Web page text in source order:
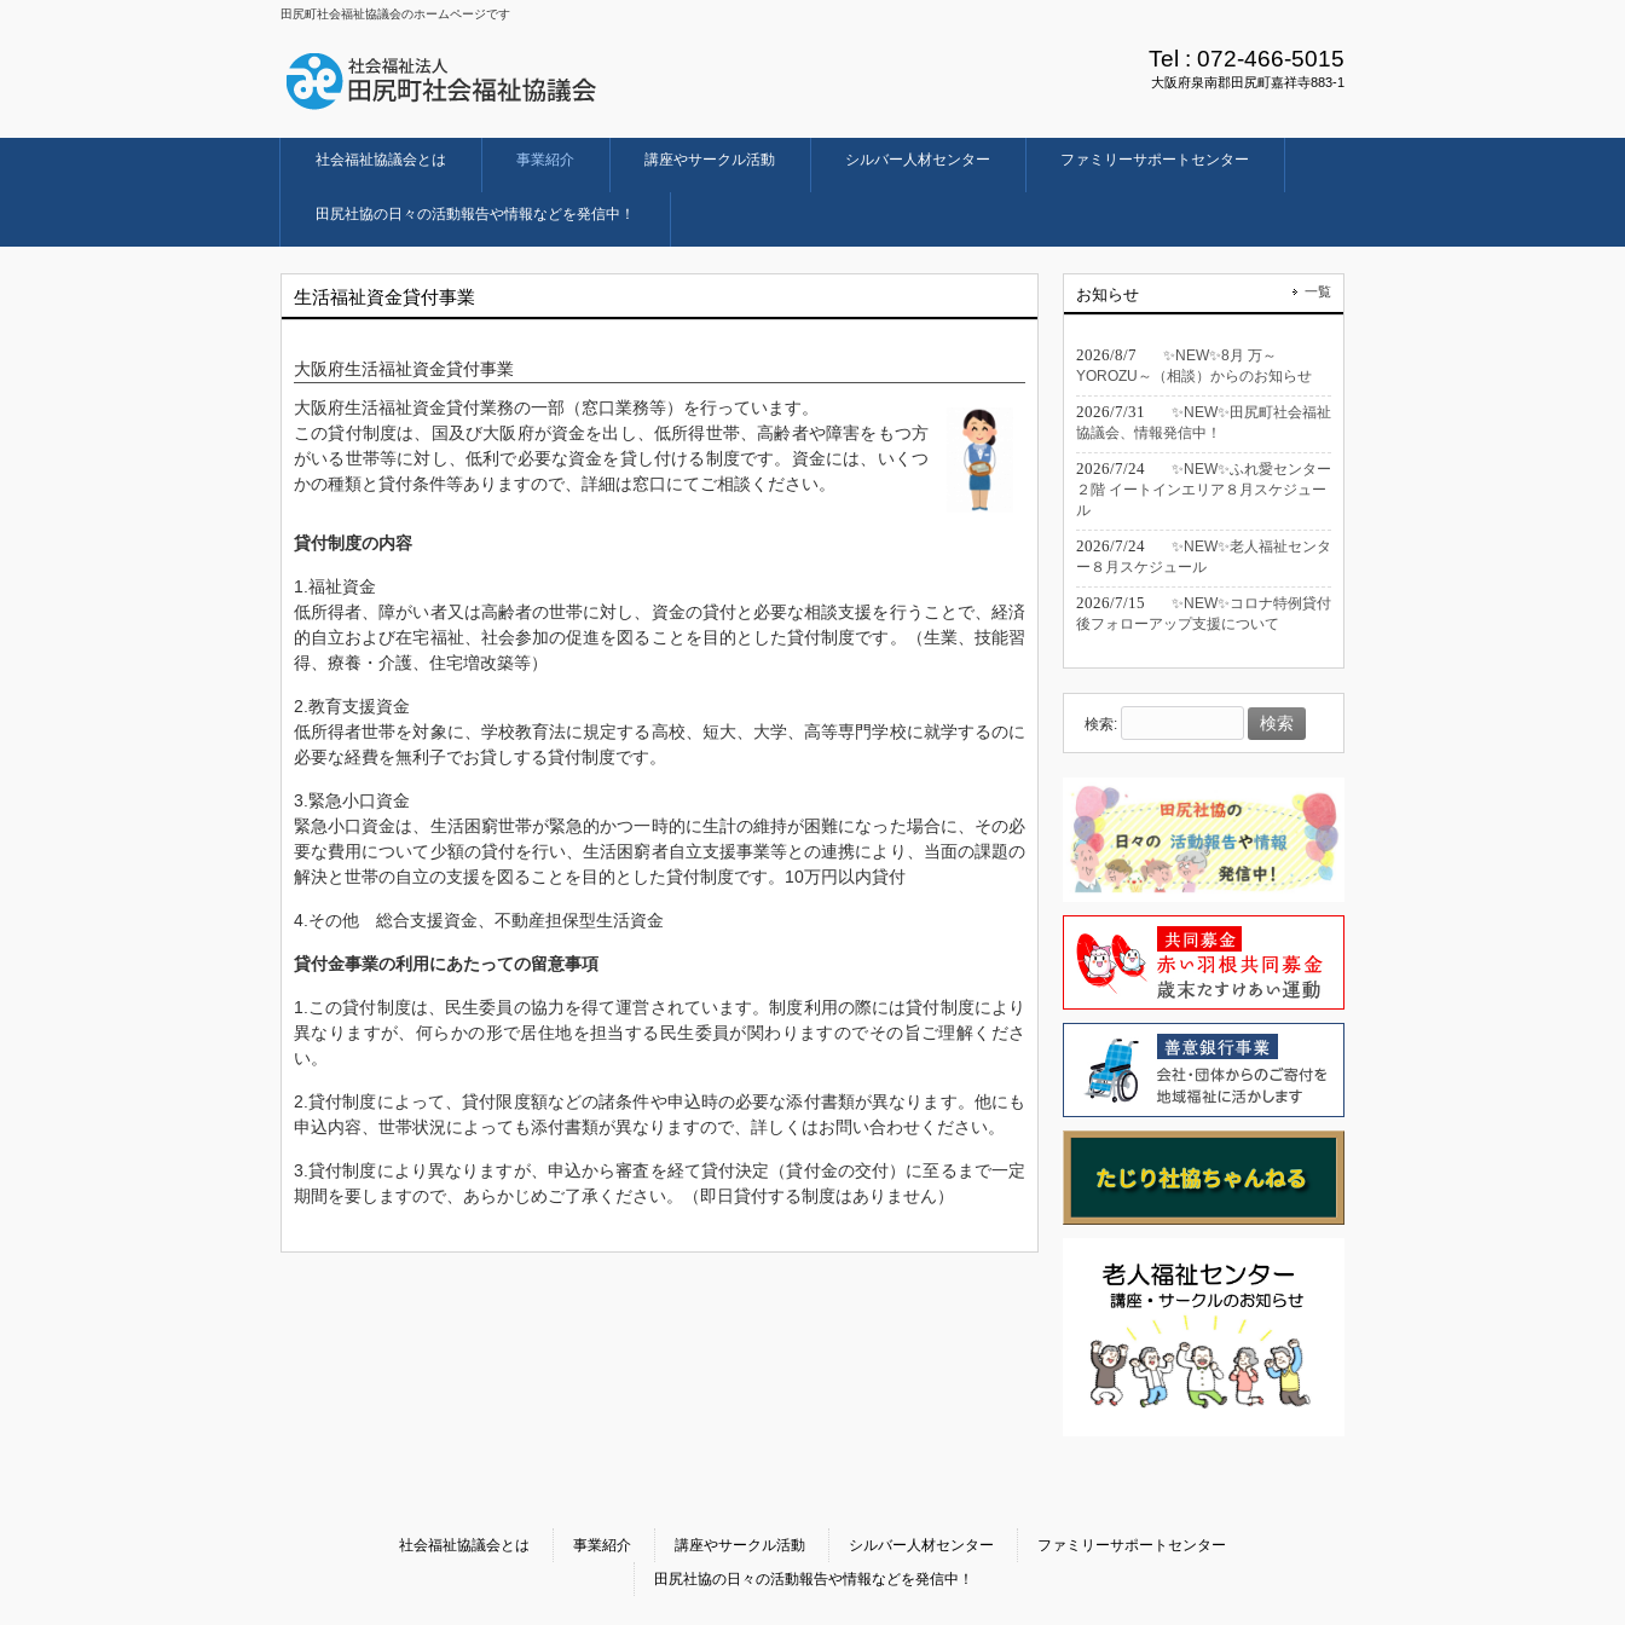
田尻町社会福祉協議会のホームページです
Tel : 072-466-5015
大阪府泉南郡田尻町嘉祥寺883-1
社会福祉協議会とは 事業紹介 講座やサークル活動 シルバー人材センター ファミリーサポートセンター
田尻社協の日々の活動報告や情報などを発信中！
生活福祉資金貸付事業
大阪府生活福祉資金貸付事業
大阪府生活福祉資金貸付業務の一部（窓口業務等）を行っています。
この貸付制度は、国及び大阪府が資金を出し、低所得世帯、高齢者や障害をもつ方
がいる世帯等に対し、低利で必要な資金を貸し付ける制度です。資金には、いくつ
かの種類と貸付条件等ありますので、詳細は窓口にてご相談ください。
貸付制度の内容
1.福祉資金
低所得者、障がい者又は高齢者の世帯に対し、資金の貸付と必要な相談支援を行うことで、経済
的自立および在宅福祉、社会参加の促進を図ることを目的とした貸付制度です。（生業、技能習
得、療養・介護、住宅増改築等）
2.教育支援資金
低所得者世帯を対象に、学校教育法に規定する高校、短大、大学、高等専門学校に就学するのに
必要な経費を無利子でお貸しする貸付制度です。
3.緊急小口資金
緊急小口資金は、生活困窮世帯が緊急的かつ一時的に生計の維持が困難になった場合に、その必
要な費用について少額の貸付を行い、生活困窮者自立支援事業等との連携により、当面の課題の
解決と世帯の自立の支援を図ることを目的とした貸付制度です。10万円以内貸付
4.その他 総合支援資金、不動産担保型生活資金
貸付金事業の利用にあたっての留意事項
1.この貸付制度は、民生委員の協力を得て運営されています。制度利用の際には貸付制度により
異なりますが、何らかの形で居住地を担当する民生委員が関わりますのでその旨ご理解くださ
い。
2.貸付制度によって、貸付限度額などの諸条件や申込時の必要な添付書類が異なります。他にも
申込内容、世帯状況によっても添付書類が異なりますので、詳しくはお問い合わせください。
3.貸付制度により異なりますが、申込から審査を経て貸付決定（貸付金の交付）に至るまで一定
期間を要しますので、あらかじめご了承ください。（即日貸付する制度はありません）
お知らせ 一覧
2026/8/7
✨NEW✨8月 万～
YOROZU～（相談）からのお知らせ
2026/7/31
✨NEW✨田尻町社会福祉
協議会、情報発信中！
2026/7/24
✨NEW✨ふれ愛センター
２階 イートインエリア８月スケジュー
ル
2026/7/24
✨NEW✨老人福祉センタ
ー８月スケジュール
2026/7/15
✨NEW✨コロナ特例貸付
後フォローアップ支援について
検索:
社会福祉協議会とは 事業紹介 講座やサークル活動 シルバー人材センター
ファミリーサポートセンター
田尻社協の日々の活動報告や情報などを発信中！